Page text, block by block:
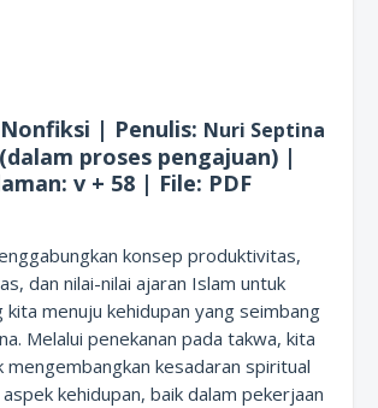
| Penulis: Nuri Septina
proses pengajuan) |
v + 58 | File: PDF
konsep produktivitas,
dan nilai-nilai ajaran Islam untuk
kita menuju kehidupan yang seimbang
Melalui penekanan pada takwa, kita
mengembangkan kesadaran spiritual
kehidupan, baik dalam pekerjaan